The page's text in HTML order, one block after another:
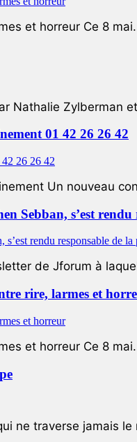
et horreur Ce 8
Nathalie Zylberman
01 42 26 26 42
Un nouveau
Sebban, s’est rendu
de Jforum à
rire, larmes et
et horreur Ce 8
ne traverse jamais le